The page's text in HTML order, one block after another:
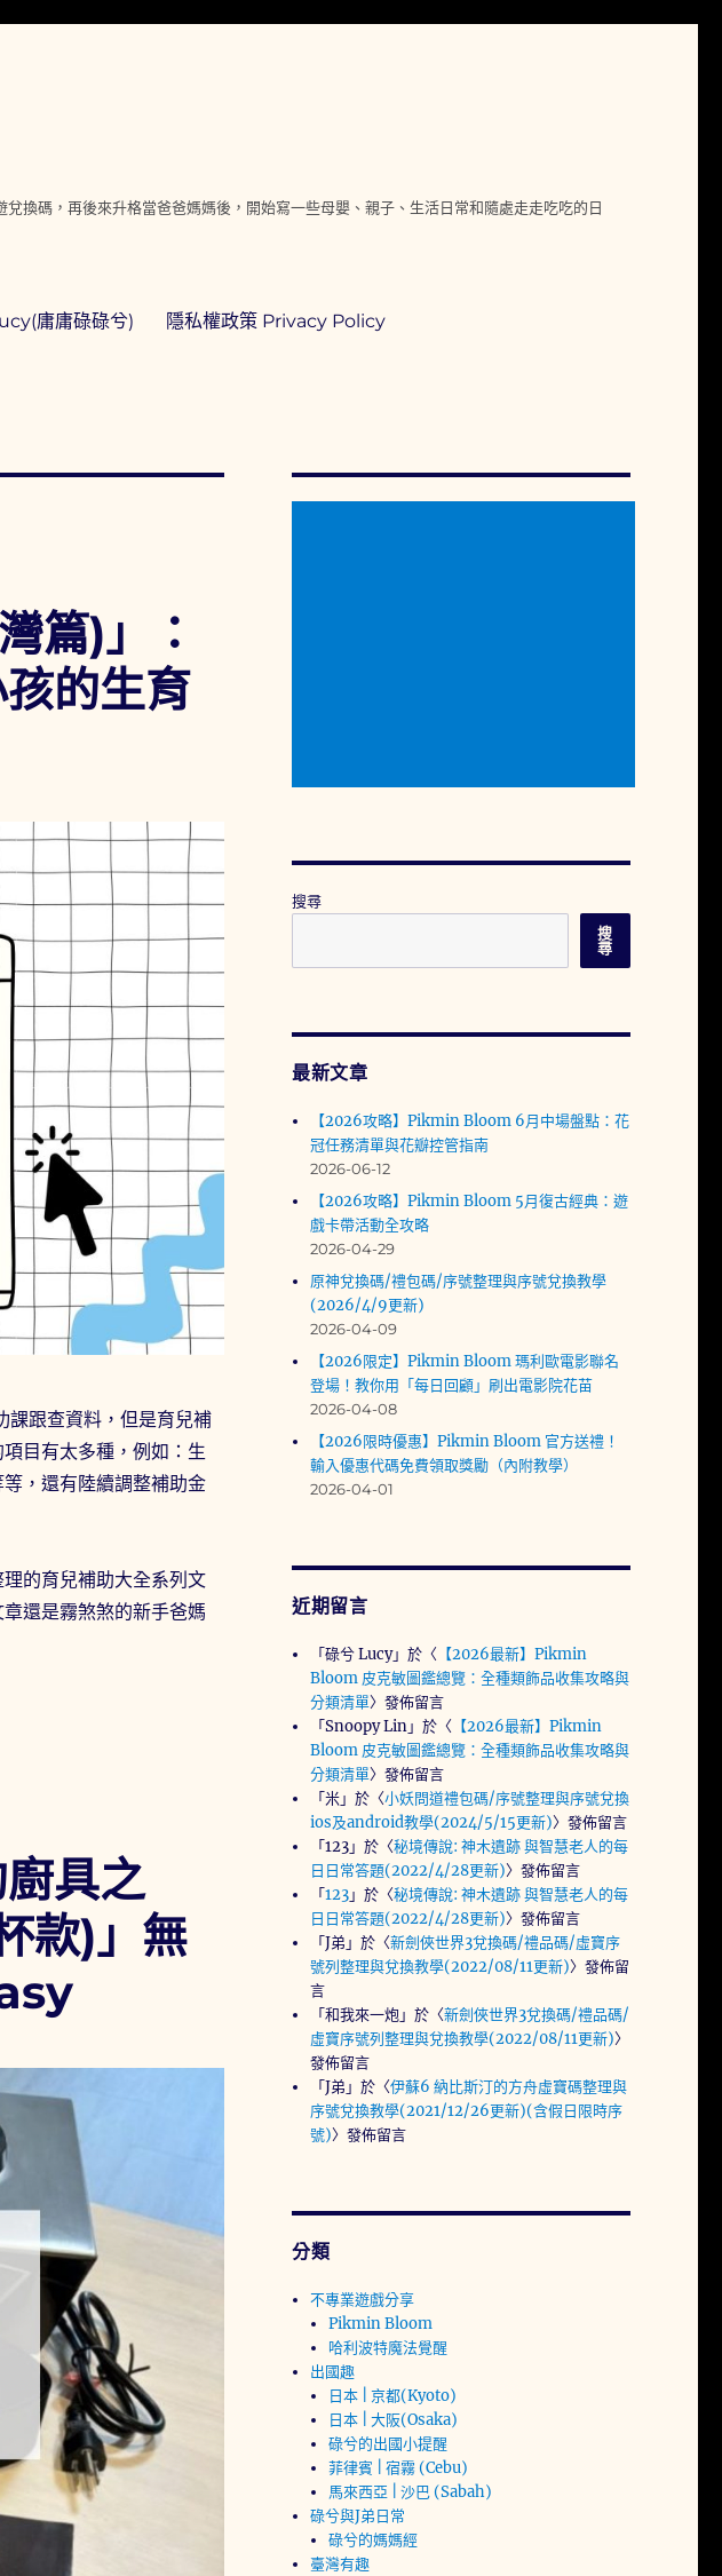
換碼，再後來升格當爸爸媽媽後，開始寫一些母嬰、親子、生活日常和隨處走走吃吃的日
庸庸碌碌兮) 隱私權政策 Privacy Policy
篇)」：
的生育
課跟查資料，但是育兒補
目有太多種，例如：生
，還有陸續調整補助金
的育兒補助大全系列文
還是霧煞煞的新手爸媽
孩的身分證開頭（報戶口）決定小孩的生育補助金額〉
具之
款)」無
搜尋
搜
尋
最新文章
【2026攻略】Pikmin Bloom 6月中場盤點：花
冠任務清單與花瓣控管指南
2026-06-12
【2026攻略】Pikmin Bloom 5月復古經典：遊
戲卡帶活動全攻略
2026-04-29
原神兌換碼/禮包碼/序號整理與序號兌換教學
(2026/4/9更新)
2026-04-09
【2026限定】Pikmin Bloom 瑪利歐電影聯名
登場！教你用「每日回顧」刷出電影院花苗
2026-04-08
【2026限時優惠】Pikmin Bloom 官方送禮！
輸入優惠代碼免費領取獎勵（內附教學）
2026-04-01
近期留言
「碌兮 Lucy」於〈 【2026最新】Pikmin
Bloom 皮克敏圖鑑總覽：全種類飾品收集攻略與
分類清單〉發佈留言
「Snoopy Lin」於〈 【2026最新】Pikmin
Bloom 皮克敏圖鑑總覽：全種類飾品收集攻略與
分類清單〉發佈留言
「米」於〈小妖問道禮包碼/序號整理與序號兌換
ios及android教學(2024/5/15更新)〉發佈留言
「123」於〈秘境傳說: 神木遺跡 與智慧老人的每
日日常答題(2022/4/28更新)〉發佈留言
「123」於〈秘境傳說: 神木遺跡 與智慧老人的每
日日常答題(2022/4/28更新)〉發佈留言
「J弟 」於〈新劍俠世界3兌換碼/禮品碼/虛寶序
號列整理與兌換教學(2022/08/11更新)〉發佈留
言
「和我來一炮」於〈新劍俠世界3兌換碼/禮品碼/
虛寶序號列整理與兌換教學(2022/08/11更新)〉
發佈留言
「J弟 」於〈伊蘇6 納比斯汀的方舟虛寶碼整理與
序號兌換教學(2021/12/26更新)(含假日限時序
號)〉發佈留言
分類
不專業遊戲分享
Pikmin Bloom
哈利波特魔法覺醒
出國趣
日本 | 京都(Kyoto)
日本 | 大阪(Osaka)
碌兮的出國小提醒
菲律賓 | 宿霧 (Cebu)
馬來西亞 | 沙巴 (Sabah)
碌兮與J弟日常
碌兮的媽媽經
臺灣有趣